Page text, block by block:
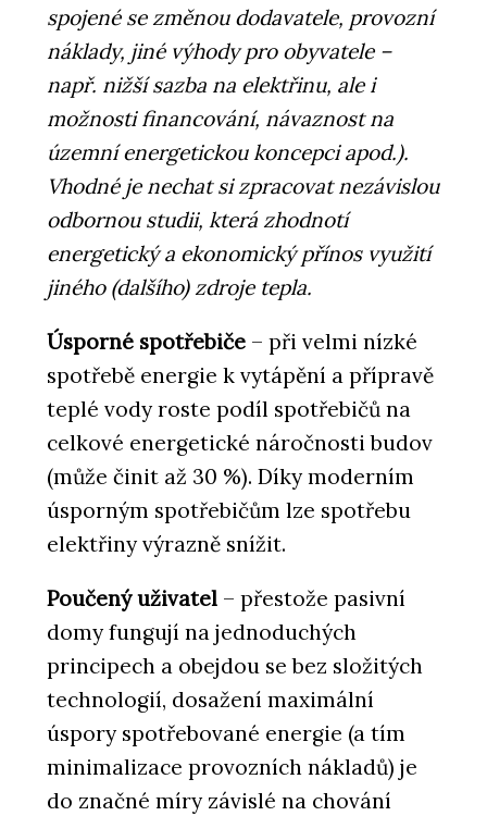
spojené se změnou dodavatele, provozní
náklady, jiné výhody pro obyvatele –
např. nižší sazba na elektřinu, ale i
možnosti financování, návaznost na
územní energetickou koncepci apod.).
Vhodné je nechat si zpracovat nezávislou
odbornou studii, která zhodnotí
energetický a ekonomický přínos využití
jiného (dalšího) zdroje tepla.
Úsporné spotřebiče – při velmi nízké
spotřebě energie k vytápění a přípravě
teplé vody roste podíl spotřebičů na
celkové energetické náročnosti budov
(může činit až 30 %). Díky moderním
úsporným spotřebičům lze spotřebu
elektřiny výrazně snížit.
Poučený uživatel – přestože pasivní
domy fungují na jednoduchých
principech a obejdou se bez složitých
technologií, dosažení maximální
úspory spotřebované energie (a tím
minimalizace provozních nákladů) je
do značné míry závislé na chování